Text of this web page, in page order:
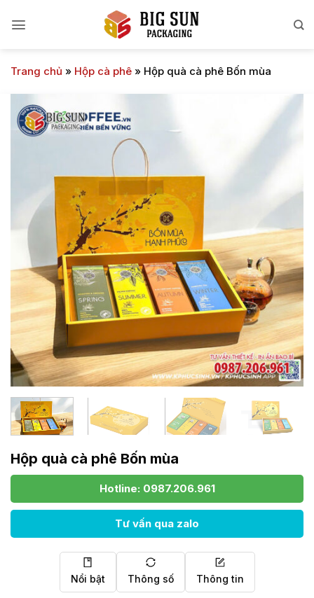
qua
Trang chủ » Hộp cà phê » Hộp quà cà phê Bốn mùa
Hộp quà cà phê Bốn mùa
Hotline: 0987.206.961
Tư vấn qua zalo
Nổi bật Thông số Thông tin